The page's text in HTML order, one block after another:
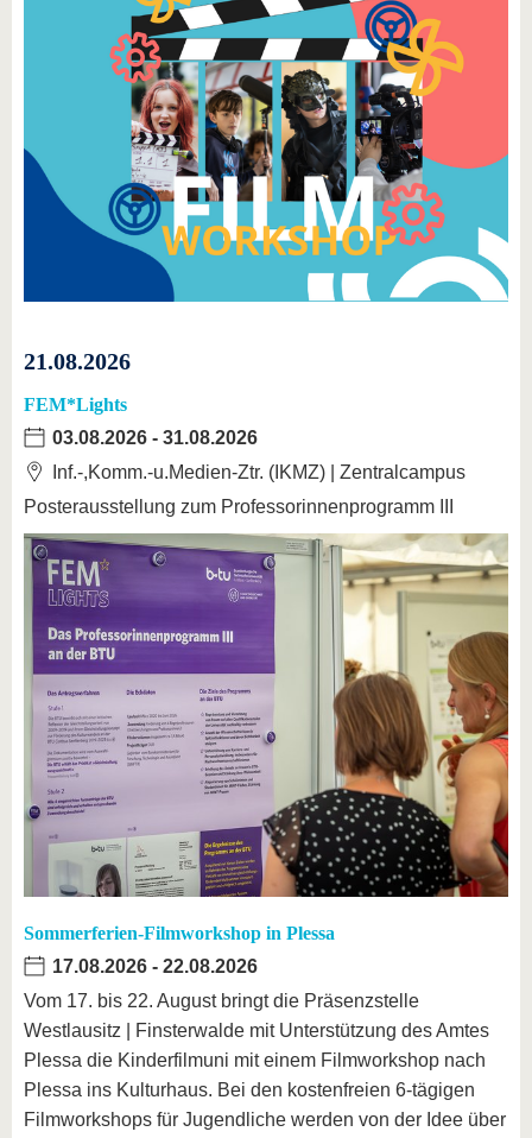
21.08.2026
FEM*Lights
03.08.2026 - 31.08.2026
Inf.-,Komm.-u.Medien-Ztr. (IKMZ) | Zentralcampus
Posterausstellung zum Professorinnenprogramm III
Sommerferien-Filmworkshop in Plessa
17.08.2026 - 22.08.2026
Vom 17. bis 22. August bringt die Präsenzstelle
Westlausitz | Finsterwalde mit Unterstützung des Amtes
Plessa die Kinderfilmuni mit einem Filmworkshop nach
Plessa ins Kulturhaus. Bei den kostenfreien 6-tägigen
Filmworkshops für Jugendliche werden von der Idee über